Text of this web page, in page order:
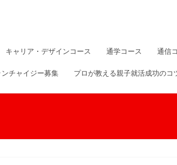
キャリア・デザインコース 通学コース 通信
ンチャイジー募集 プロが教える親子就活成功のコ